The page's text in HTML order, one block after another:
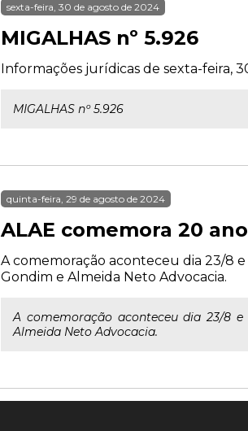
sexta-feira, 30 de agosto de 2024
MIGALHAS nº 5.926
Informações jurídicas de sexta-feira,
MIGALHAS nº 5.926
quinta-feira, 29 de agosto de 2024
ALAE comemora 20
A comemoração aconteceu dia 23/8
Gondim e Almeida Neto Advocacia.
A comemoração aconteceu dia 23/8
Almeida Neto Advocacia.